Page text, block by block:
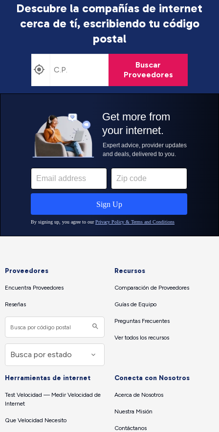
Descubre la compañías de internet
cerca de tí, escribiendo tu código
postal
Buscar
Proveedores
Proveedores
Encuentra Proveedores
Reseñas
Recursos
Comparación de Proveedores
Guías de Equipo
Preguntas Frecuentes
Ver todos los recursos
Herramientas de internet
Test Velocidad — Medir Velocidad de
Internet
Que Velocidad Necesito
Conecta con Nosotros
Acerca de Nosotros
Nuestra Misión
Contáctanos